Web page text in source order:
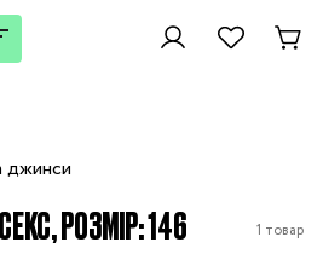
РОЗМІР: 146 1 товар